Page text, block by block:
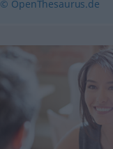
© OpenThesaurus.de